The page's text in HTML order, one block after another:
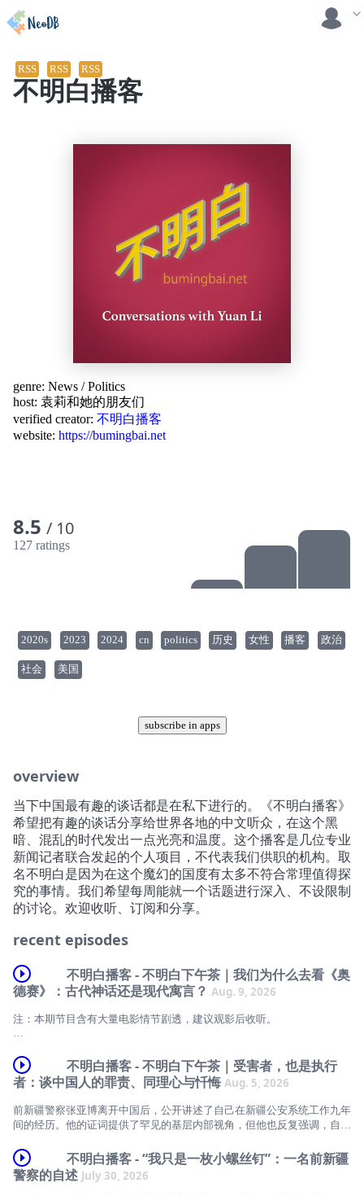
不明白播客
RSS RSS RSS
genre: News /Politics
host: 袁莉和她的朋友们
verified creator: 不明白播客
website: https://bumingbai.net
8.5 / 10
127 ratings
2020s 2023 2024 cn politics 历史 女性 播客 政治
社会 美国
subscribe in apps
overview
当下中国最有趣的谈话都是在私下进行的。《不明白播客》
希望把有趣的谈话分享给世界各地的中文听众，在这个黑
暗、混乱的时代发出一点光亮和温度。这个播客是几位专业
新闻记者联合发起的个人项目，不代表我们供职的机构。取
名不明白是因为在这个魔幻的国度有太多不符合常理值得探
究的事情。我们希望每周能就一个话题进行深入、不设限制
的讨论。欢迎收听、订阅和分享。
recent episodes
不明白播客 - 不明白下午茶｜我们为什么去看《奥
德赛》：古代神话还是现代寓言？ Aug. 9, 2026
注：本期节目含有大量电影情节剧透，建议观影后收听。
场大众文化事件。约完电影，袁莉觉得自己“不断出戏”，查建英却认为它
会成为西方电影史上的经典。
两人从诺兰如何把一个本诡计多端、崇尚荣誉与胜利的古代英雄改写成一
个在战争中受到创伤、不断自我怀疑的“现代人”出发，来探索这种改写所
反映的一种中西方在讲述战争时的视角区别。为什么一个三千年前几乎没
有现代意义上“罪恶感”的英雄，到了21世纪，却必须为战争中的杀戮接受
灵魂拷问？
不明白播客 - 不明白下午茶｜受害者，也是执行
者：谈中国人的罪责、同理心与忏悔 Aug. 5, 2026
前新疆警察张亚博离开中国后，公开讲述了自己在新疆公安系统工作九年
间的经历。他的证词提供了罕见的基层内部视角，但他也反复强调，自己
苦不比维吾尔人少。采访结束后，袁莉始终无法摆脱一个问题：一个人为
什么能够清楚地讲出自己受到的伤害，却很难看见自己帮助体制给别人造
成的伤害？
不明白播客 - “我只是一枚小螺丝钉”：一名前新疆
警察的自述 July 30, 2026